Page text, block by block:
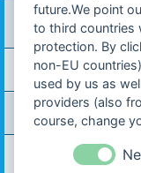
Prima 4 ohne
Letzter Beitrag von
Antworten:20
Hilfe beim
Letzter Beitrag von
Antworten: 12
Hercules Prima
Letzter Beitrag von
Antworten:2
Prima 4 bzw. 5
Letzter Beitrag von
future.We point
to third countries
protection. By
non-EU
used by us as
providers (also
course, change